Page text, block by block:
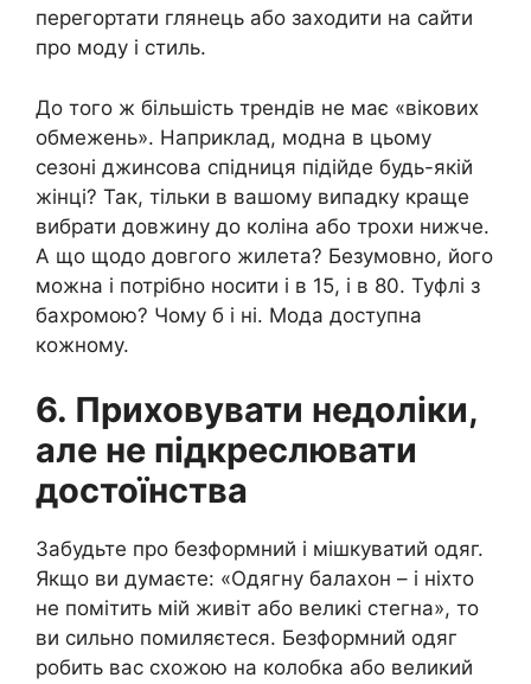
перегортати глянець або заходити на сайти
про моду і стиль.
До того ж більшість трендів не має «вікових
обмежень». Наприклад, модна в цьому
сезоні джинсова спідниця підійде будь-якій
жінці? Так, тільки в вашому випадку краще
вибрати довжину до коліна або трохи нижче.
А що щодо довгого жилета? Безумовно, його
можна і потрібно носити і в 15, і в 80. Туфлі з
бахромою? Чому б і ні. Мода доступна
кожному.
6. Приховувати недоліки,
але не підкреслювати
достоїнства
Забудьте про безформний і мішкуватий одяг.
Якщо ви думаєте: «Одягну балахон – і ніхто
не помітить мій живіт або великі стегна», то
ви сильно помиляєтеся. Безформний одяг
робить вас схожою на колобка або великий